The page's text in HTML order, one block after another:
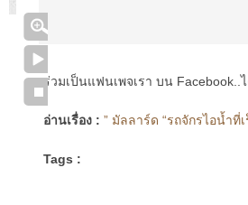
ร่วมเป็นแฟนเพจเรา บน Facebook..
อ่านเรื่อง : ” มัลลาร์ด “รถจักรไอน้ำ
Tags :